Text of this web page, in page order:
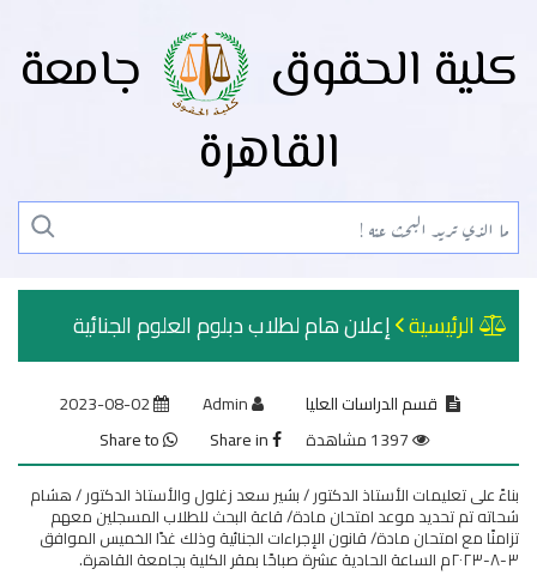
كلية الحقوق
جامعة
القاهرة
الرئيسية إعلان هام لطلاب دبلوم العلوم الجنائية
قسم الدراسات العليا
بناءً على تعليمات الأستاذ الدكتور / بشير سعد زغلول والأستاذ الدكتور / هشام
شحاته تم تحديد موعد امتحان مادة/ قاعة البحث للطلاب المسجلين معهم
تزامنًا مع امتحان مادة/ قانون الإجراءات الجنائية وذلك غدًا الخميس الموافق
٣-٨-٢٠٢٣م الساعة الحادية عشرة صباحًا بمقر الكلية بجامعة القاهرة.